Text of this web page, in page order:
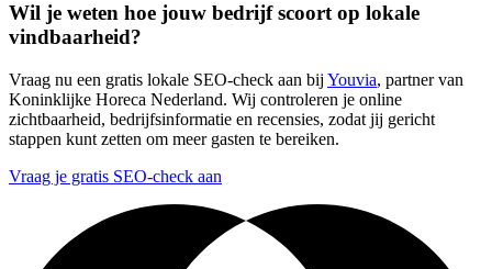
Wil je weten hoe jouw bedrijf scoort op lokale
vindbaarheid?
Vraag nu een gratis lokale SEO-check aan bij Youvia, partner van
Koninklijke Horeca Nederland. Wij controleren je online
zichtbaarheid, bedrijfsinformatie en recensies, zodat jij gericht
stappen kunt zetten om meer gasten te bereiken.
Vraag je gratis SEO-check aan